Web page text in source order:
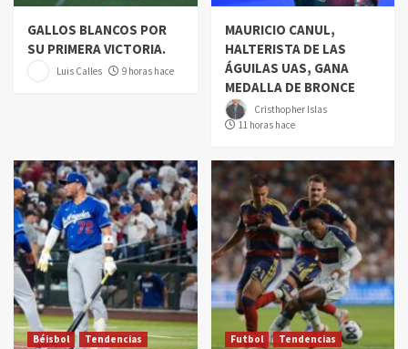
GALLOS BLANCOS POR
SU PRIMERA VICTORIA.
Luis Calles 9 horas hace
MAURICIO CANUL,
HALTERISTA DE LAS
ÁGUILAS UAS, GANA
MEDALLA DE BRONCE
Cristhopher Islas
11 horas hace
Béisbol Tendencias Futbol Tendencias